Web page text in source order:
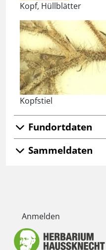
Kopf, Hüllblätter
Kopfstiel
Fundortdaten
Sammeldaten
Anmelden